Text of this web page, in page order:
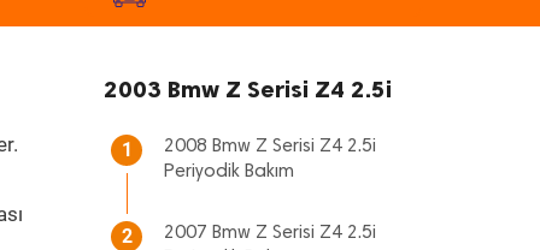
2003 Bmw Z Serisi Z4 2.5i
1
2008 Bmw Z Serisi Z4 2.5i
Periyodik Bakım
2
2007 Bmw Z Serisi Z4 2.5i